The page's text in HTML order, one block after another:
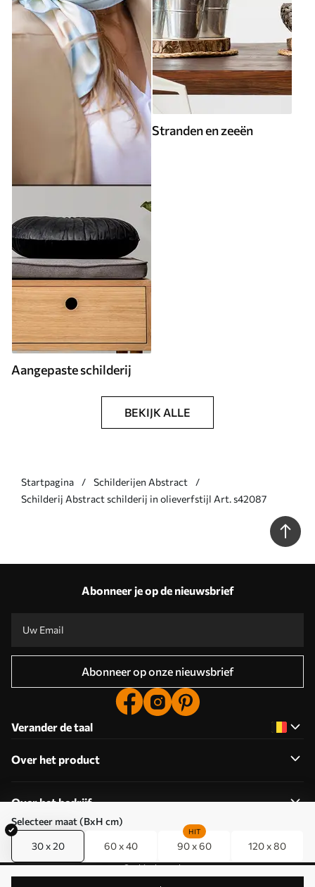
Selecteer maat (BxH cm)
30 x 20 60 x 40 90 x 60
HIT
120 x 80
Aangepaste schilderij
Stranden en zeeën
BEKIJK ALLE
Startpagina
Schilderijen Abstract
Schilderij Abstract schilderij in olieverfstijl Art. s42087
Abonneer je op de nieuwsbrief
Abonneer op onze nieuwsbrief
Verander de taal
Over het product
Over het bedrijf
Cookies bewerken
© 2011-2026 Uwalls . Alle rechten voorbehouden. Beheerd